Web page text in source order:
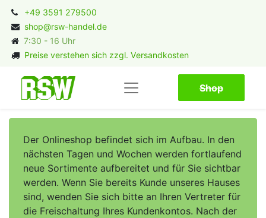
+49 3591 279500
shop@rsw-handel.de
7:30 - 16 Uhr
Preise verstehen sich zzgl. Versandkosten
Shop​​​​
Der Onlineshop befindet sich im Aufbau. In den
nächsten Tagen und Wochen werden fortlaufend
neue Sortimente aufbereitet und für Sie sichtbar
werden. Wenn Sie bereits Kunde unseres Hauses
sind, wenden Sie sich bitte an Ihren Vertreter für
die Freischaltung Ihres Kundenkontos. Nach der